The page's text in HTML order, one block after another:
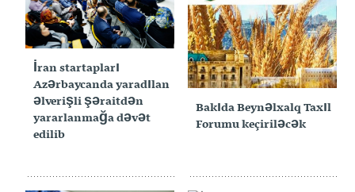
22 اکتبر 2019
Bakıda Beynəlxalq Taxıl
Forumu keçiriləcək
21 اکتبر 2019
İran startapları
Azərbaycanda yaradılan
əlverişli şəraitdən
yararlanmağa dəvət
edilib